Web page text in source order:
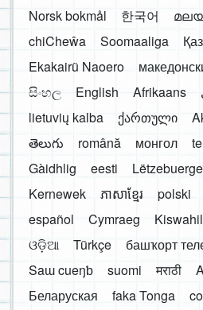
Norsk bokmål
한국어
chiCheŵa
Soomaaliga
Ekakairũ Naoero
සිංහල
English Afrikaans
lietuvių kalba
ქართული
తెలుగు
română монгол
Gàidhlig
eesti
Kernewek
ភាសាខ្មែរ polski
español
Cymraeg
ଓଡ଼ିଆ
Türkçe башҡорт
Saɯ cueŋƅ
suomi मराठी
Беларуская
faka Tonga